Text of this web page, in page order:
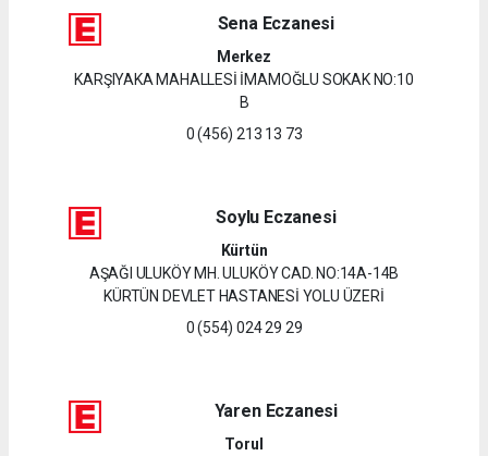
Sena Eczanesi
Merkez
KARŞIYAKA MAHALLESİ İMAMOĞLU SOKAK NO:10
B
0 (456) 213 13 73
Soylu Eczanesi
Kürtün
AŞAĞI ULUKÖY MH. ULUKÖY CAD. NO:14A-14B
KÜRTÜN DEVLET HASTANESİ YOLU ÜZERİ
0 (554) 024 29 29
Yaren Eczanesi
Torul